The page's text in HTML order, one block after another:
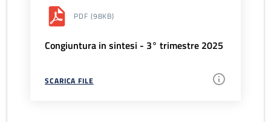
PDF (98KB)
Congiuntura in sintesi - 3° trimestre 2025
SCARICA FILE